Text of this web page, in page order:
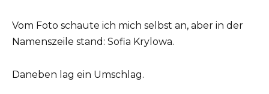
Vom Foto schaute ich mich selbst an, aber in der
Namenszeile stand: Sofia Krylowa.
Daneben lag ein Umschlag.